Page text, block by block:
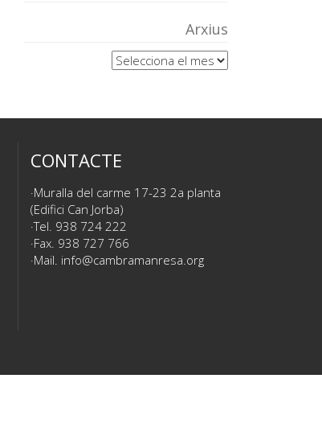
Arxius
Arxius
CONTACTE
Muralla del carme 17-23 2a planta
(Edifici Can Jorba)
Tel. 938 724 222
Fax. 938 727 766
Mail. info@cambramanresa.org